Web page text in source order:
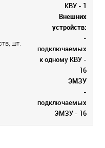
шт.
КВУ - 1
Внешних
устройств:
-
подключаемых
к одному КВУ -
16
ЭМЗУ
-
подключаемых
ЭМЗУ - 16